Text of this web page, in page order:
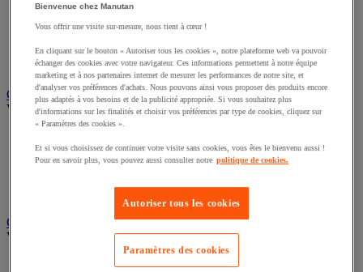
Chauffage
Climatiseur
Traitement de l'air
Ventilateur
Classement et archivage
Voir toute la catégorie
Boîte et caisse d'archives
Chemise et trieur
Cloison et mobilier acoustique
Voir toute la catégorie
Cloison acoustique
Bienvenue chez Manutan
Vous offrir une visite sur-mesure, nous tient à cœur !
En cliquant sur le bouton « Autoriser tous les cookies », notre plateforme web va pouvoir
échanger des cookies avec votre navigateur. Ces informations permettent à notre équipe
marketing et à nos partenaires internet de mesurer les performances de notre site, et
d'analyser vos préférences d'achats. Nous pouvons ainsi vous proposer des produits encore
plus adaptés à vos besoins et de la publicité appropriée. Si vous souhaitez plus
d'informations sur les finalités et choisir vos préférences par type de cookies, cliquez sur
« Paramètres des cookies ».
Et si vous choisissez de continuer votre visite sans cookies, vous êtes le bienvenu aussi !
Pour en savoir plus, vous pouvez aussi consulter notre politique de cookies.
Autoriser tous les cookies
Paramètres des cookies